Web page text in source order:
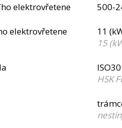
elektrovřetene 500-
elektrovřetene
11
15
ISO30
HSK